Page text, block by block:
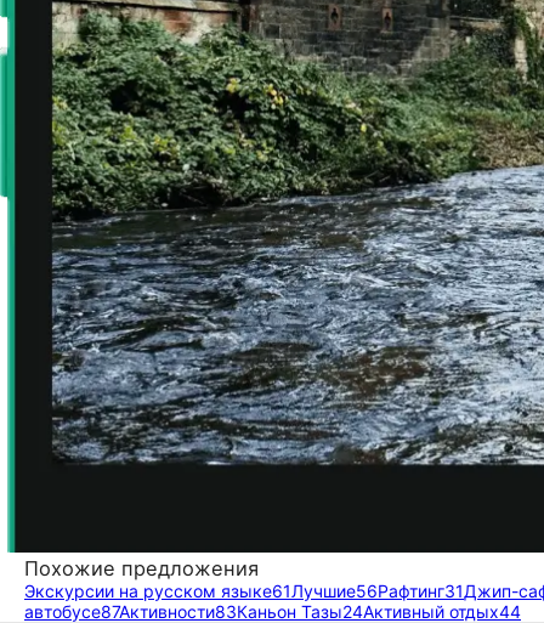
Похожие предложения
Экскурсии на русском языке61Лучшие56Рафтинг31Джип-
автобусе87Активности83Каньон Тазы24Активный отдых44